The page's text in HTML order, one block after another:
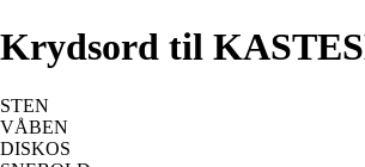
Krydsord til
STEN
VÅBEN
DISKOS